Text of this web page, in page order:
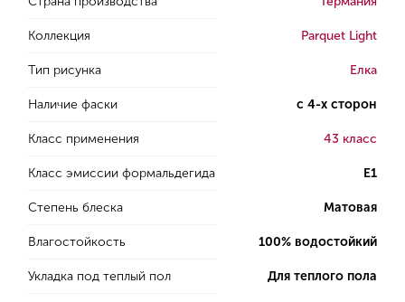
Коллекция Parquet Light
Тип рисунка Елка
Наличие фаски с 4-х сторон
Класс применения 43 класс
Класс эмиссии формальдегида E1
Степень блеска Матовая
Влагостойкость 100% водостойкий
Укладка под теплый пол Для теплого пола